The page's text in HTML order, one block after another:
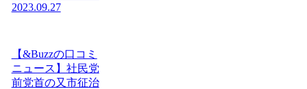
2023.09.27
【&Buzzの口コミ
ニュース】社民党
前党首の又市征治